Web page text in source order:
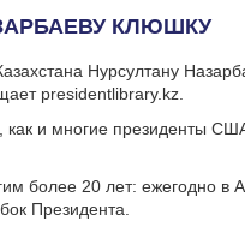
КЛЮШКУ
Нурсултану
presidentlibrary.kz.
и многие президенты
более 20 лет: ежегодно в
Президента.